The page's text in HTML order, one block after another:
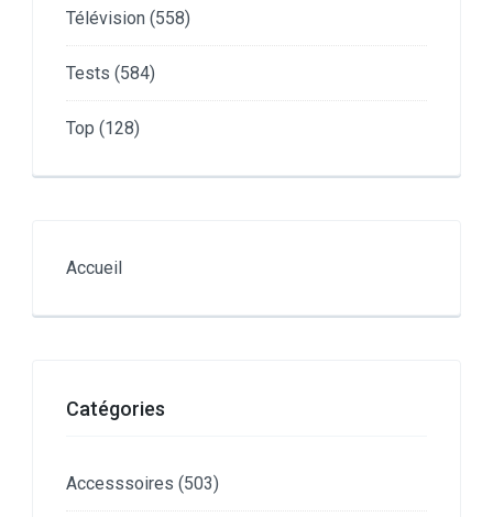
Télévision (558)
Tests (584)
Top (128)
Accueil
Catégories
Accesssoires (503)